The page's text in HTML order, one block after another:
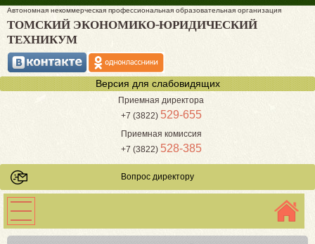
Автономная некоммерческая профессиональная образовательная организация
ТОМСКИЙ ЭКОНОМИКО-ЮРИДИЧЕСКИЙ
ТЕХНИКУМ
Версия для слабовидящих
Приемная директора
+7 (3822) 529-655
Приемная комиссия
+7 (3822) 528-385
Вопрос директору